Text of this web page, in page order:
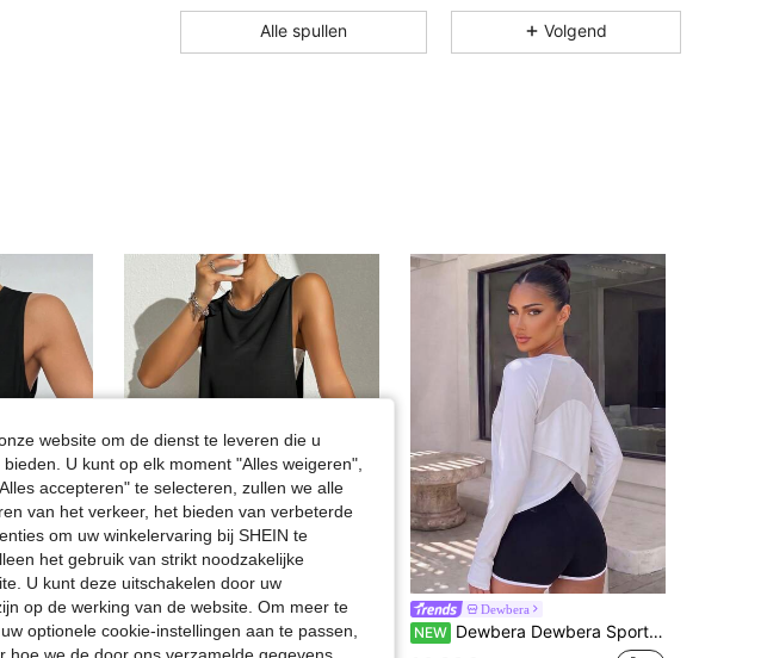
4.88
4.88
2.1K
12
Alle spullen Volgend
Asymmetrische Zoom Sport T-shirt Training Tanktop
EU Warehouse SHEIN Naadloze effen racerback crop sport tanktop getailleerd shirtworkout tanktop
10.88€
Dewbera
NEW Dewbera Dewbera Sport T-shirt met lange mouwen, effen kleur en mesh patchwork
website om de dienst te leveren die u
U kunt op elk moment "Alles weigeren",
accepteren" te selecteren, zullen we alle
van het verkeer, het bieden van verbeterde
om uw winkelervaring bij SHEIN te
het gebruik van strikt noodzakelijke
U kunt deze uitschakelen door uw
op de werking van de website. Om meer te
optionele cookie-instellingen aan te passen,